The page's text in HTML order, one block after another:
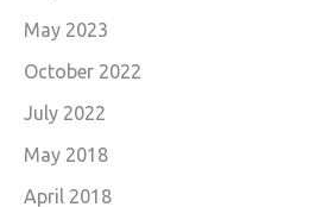
May 2023
October 2022
July 2022
May 2018
April 2018